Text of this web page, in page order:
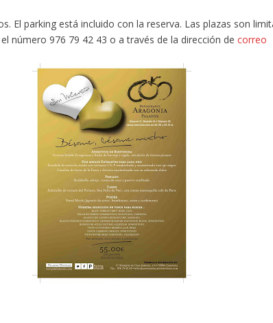
El parking está incluido con la reserva. Las plazas son
número 976 79 42 43 o a través de la dirección decorreo